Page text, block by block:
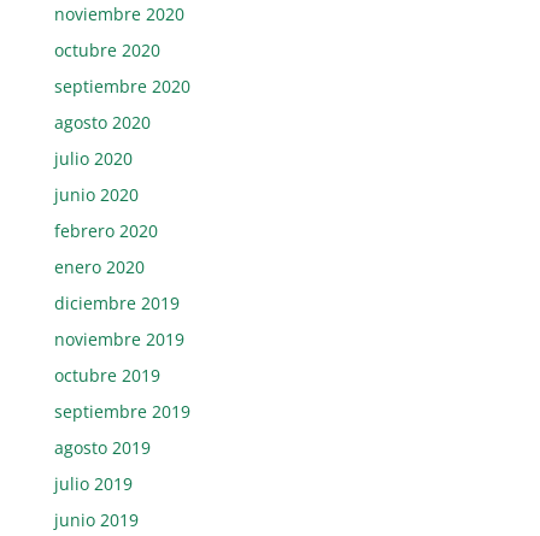
noviembre 2020
octubre 2020
septiembre 2020
agosto 2020
julio 2020
junio 2020
febrero 2020
enero 2020
diciembre 2019
noviembre 2019
octubre 2019
septiembre 2019
agosto 2019
julio 2019
junio 2019